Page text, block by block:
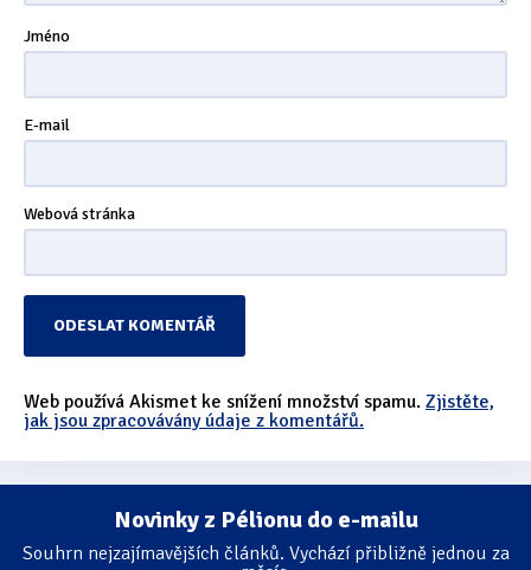
Jméno
E-mail
Webová stránka
Web používá Akismet ke snížení množství spamu. Zjistěte,
jak jsou zpracovávány údaje z komentářů.
Novinky z Pélionu do e-mailu
Souhrn nejzajímavějších článků. Vychází přibližně jednou za